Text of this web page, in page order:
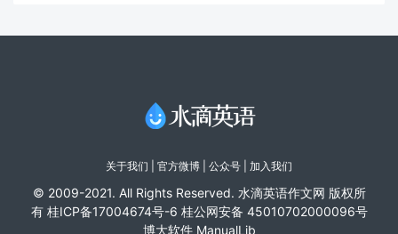
关于我们 官方微博 | 公众号 | 加入我们
© 2009-2021. All Rights Reserved. 水滴英语作文网 版权所
有 桂ICP备17004674号-6 桂公网安备 45010702000096号
博大软件 ManualLib